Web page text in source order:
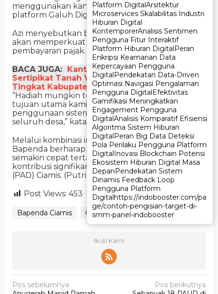
Platform DigitalArsitektur
Microservices Skalabilitas Industri
Hiburan Digital
KontemporerAnalisis Sentimen
Pengguna Fitur Interaktif
Platform Hiburan DigitalPeran
Enkripsi Keamanan Data
Kepercayaan Pengguna
DigitalPendekatan Data-Driven
Optimasi Navigasi Pengalaman
Pengguna DigitalEfektivitas
Gamifikasi Meningkatkan
Engagement Pengguna
DigitalAnalisis Komparatif Efisiensi
Algoritma Sistem Hiburan
DigitalPeran Big Data Deteksi
Pola Perilaku Pengguna Platform
DigitalInovasi Blockchain Potensi
Ekosistem Hiburan Digital Masa
DepanPendekatan Sistem
Dinamis Feedback Loop
Pengguna Platform
Digitalhttps://indobooster.com/pa
ge/contoh-pengisian-target-di-
smm-panel-indobooster
Platform DigitalArsitektur
Microservices Skalabilitas Industri
Hiburan Digital
KontemporerAnalisis Sentimen
Pengguna Fitur Interaktif
Platform Hiburan DigitalPeran
Enkripsi Keamanan Data
Kepercayaan Pengguna
DigitalPendekatan Data-Driven
Optimasi Navigasi Pengalaman
Pengguna DigitalEfektivitas
Gamifikasi Meningkatkan
Engagement Pengguna
DigitalAnalisis Komparatif Efisiensi
Algoritma Sistem Hiburan
DigitalPeran Big Data Deteksi
Pola Perilaku Pengguna Platform
DigitalInovasi Blockchain Potensi
Ekosistem Hiburan Digital Masa
DepanPendekatan Sistem
Dinamis Feedback Loop
Pengguna Platform
Digitalhttps://indobooster.com/pa
ge/contoh-pengisian-target-di-
smm-panel-indobooster
menggunakan kanal pembayaran digital melalui
platform Galuh Digital.
Azi menyebutkan bahwa tahun depan, Bapenda
akan memperkuat transisi menuju digitalisasi
pembayaran pajak.
BACA JUGA: Kantah Ciamis Serahkan
Sertipikat Tanah Wakaf di Upacara HAB ke-80
Tingkat Kabupaten
“Hadiah mungkin tetap berupa motor, tetapi
tujuan utama kami adalah memperluas
penggunaan sistem pembayaran digital di
seluruh desa,” katanya.
Melalui kombinasi insentif dan digitalisasi,
Bapenda berharap penerimaan PBB-P2 dapat
semakin cepat tertata dan memberikan
kontribusi signifikan bagi Pendapatan Asli Daerah
(PAD) Ciamis. (Putri)
Post Views: 453
Bapenda Ciamis Ciamis
Ikuti Kami
N
Pos sebelumnya
Pos berikutnya